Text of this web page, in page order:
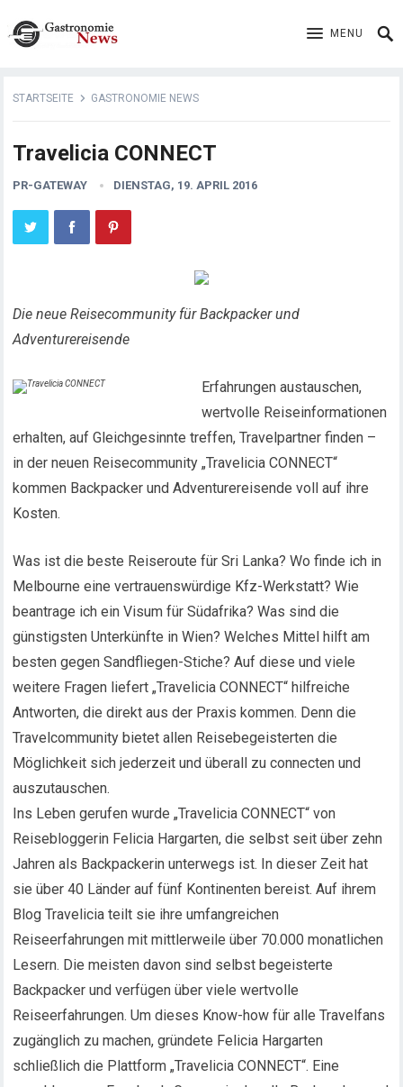
MENU
STARTSEITE GASTRONOMIE NEWS
Travelicia CONNECT
PR-GATEWAY DIENSTAG, 19. APRIL 2016
Die neue Reisecommunity für Backpacker und
Adventurereisende
Erfahrungen austauschen,
wertvolle Reiseinformationen
erhalten, auf Gleichgesinnte treffen, Travelpartner finden –
in der neuen Reisecommunity „Travelicia CONNECT“
kommen Backpacker und Adventurereisende voll auf ihre
Kosten.
Was ist die beste Reiseroute für Sri Lanka? Wo finde ich in
Melbourne eine vertrauenswürdige Kfz-Werkstatt? Wie
beantrage ich ein Visum für Südafrika? Was sind die
günstigsten Unterkünfte in Wien? Welches Mittel hilft am
besten gegen Sandfliegen-Stiche? Auf diese und viele
weitere Fragen liefert „Travelicia CONNECT“ hilfreiche
Antworten, die direkt aus der Praxis kommen. Denn die
Travelcommunity bietet allen Reisebegeisterten die
Möglichkeit sich jederzeit und überall zu connecten und
auszutauschen.
Ins Leben gerufen wurde „Travelicia CONNECT“ von
Reisebloggerin Felicia Hargarten, die selbst seit über zehn
Jahren als Backpackerin unterwegs ist. In dieser Zeit hat
sie über 40 Länder auf fünf Kontinenten bereist. Auf ihrem
Blog Travelicia teilt sie ihre umfangreichen
Reiseerfahrungen mit mittlerweile über 70.000 monatlichen
Lesern. Die meisten davon sind selbst begeisterte
Backpacker und verfügen über viele wertvolle
Reiseerfahrungen. Um dieses Know-how für alle Travelfans
zugänglich zu machen, gründete Felicia Hargarten
schließlich die Plattform „Travelicia CONNECT“. Eine